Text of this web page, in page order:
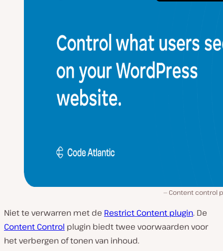
Content control
Niet te verwarren met de Restrict Content plugin. De
Content Control plugin biedt twee voorwaarden voor
het verbergen of tonen van inhoud.